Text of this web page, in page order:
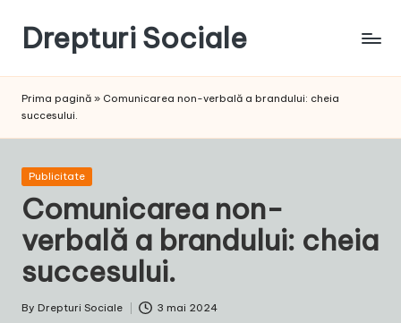
content
Drepturi Sociale
Sociale:
Schimbarea
Noastră!
Prima pagină » Comunicarea non-verbală a brandului: cheia
succesului.
Posted
Publicitate
Comunicarea non-
verbală a brandului: cheia
succesului.
Posted
By Drepturi Sociale 3 mai 2024